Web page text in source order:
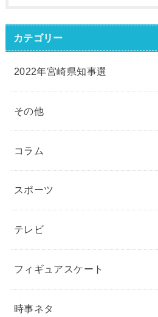
カテゴリー
2022年宮崎県知事選
その他
コラム
スポーツ
テレビ
フィギュアスケート
時事ネタ